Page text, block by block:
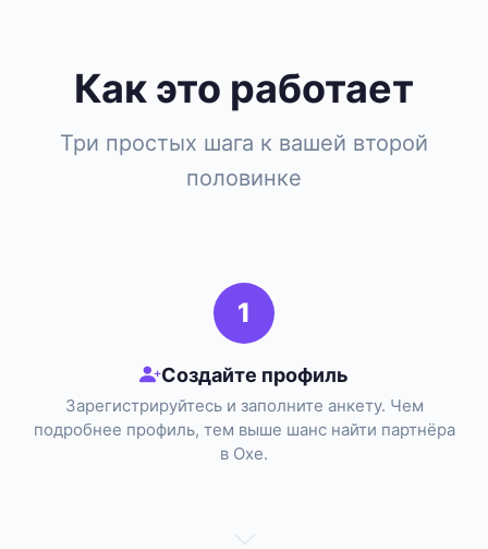
Как это работает
Три простых шага к вашей второй
половинке
1
Создайте профиль
Зарегистрируйтесь и заполните анкету. Чем
подробнее профиль, тем выше шанс найти партнёра
в Охе.